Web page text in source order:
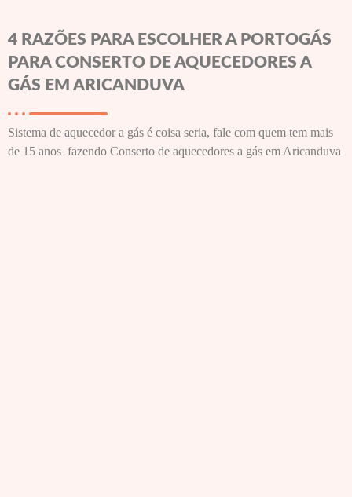
4 RAZÕES PARA ESCOLHER A PORTOGÁS
PARA CONSERTO DE AQUECEDORES A
GÁS EM ARICANDUVA
Sistema de aquecedor a gás é coisa seria, fale com quem tem mais
de 15 anos fazendo Conserto de aquecedores a gás em Aricanduva